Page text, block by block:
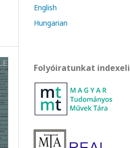
English
Hungarian
Folyóiratunkat indexeli